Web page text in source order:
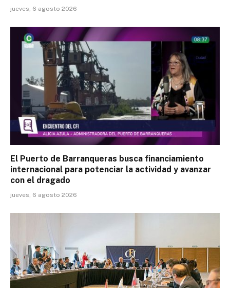
jueves, 6 agosto 2026
El Puerto de Barranqueras busca financiamiento
internacional para potenciar la actividad y avanzar
con el dragado
jueves, 6 agosto 2026